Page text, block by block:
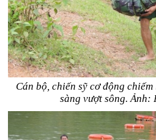
Cán bộ, chiến sỹ cơ động
sàng vượt sông. Ảnh: